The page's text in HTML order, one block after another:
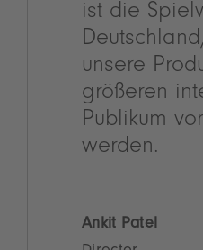
ist die
unsere
größeren
Publikum
werden.
Ankit Patel